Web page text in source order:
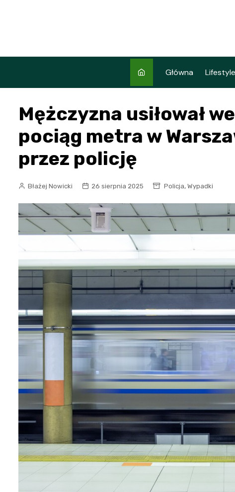
Główna Lifestyle
Mężczyzna usiłował
pociąg metra w
przez policję
Błażej Nowicki 26 sierpnia 2025 Policja, Wypadki